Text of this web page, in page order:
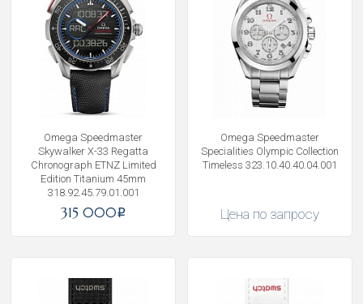
Omega Speedmaster
Skywalker X-33 Regatta
Chronograph ETNZ Limited
Edition Titanium 45mm
318.92.45.79.01.001
315 000i
Omega Speedmaster
Specialities Olympic Collection
Timeless 323.10.40.40.04.001
Цена по запросу
Получать на почту